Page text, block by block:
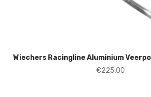
Wiechers Racingline Aluminium
€225,00